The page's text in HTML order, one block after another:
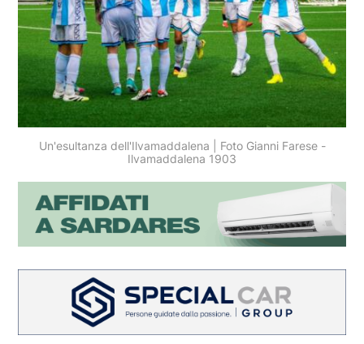
Un'esultanza dell'Ilvamaddalena | Foto Gianni Farese -
Ilvamaddalena 1903